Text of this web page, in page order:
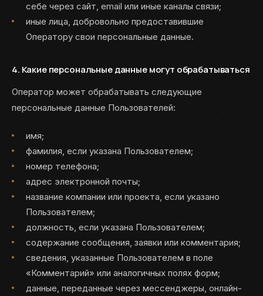
себе через сайт, email или иные каналы связи;
иные лица, добровольно предоставившие
Оператору свои персональные данные.
4. Какие персональные данные могут обрабатываться
Оператор может обрабатывать следующие
персональные данные Пользователей:
имя;
фамилия, если указана Пользователем;
номер телефона;
адрес электронной почты;
название компании или проекта, если указано
Пользователем;
должность, если указана Пользователем;
содержание сообщения, заявки или комментария;
сведения, указанные Пользователем в поле
«Комментарий» или аналогичных полях форм;
данные, переданные через мессенджеры, онлайн-